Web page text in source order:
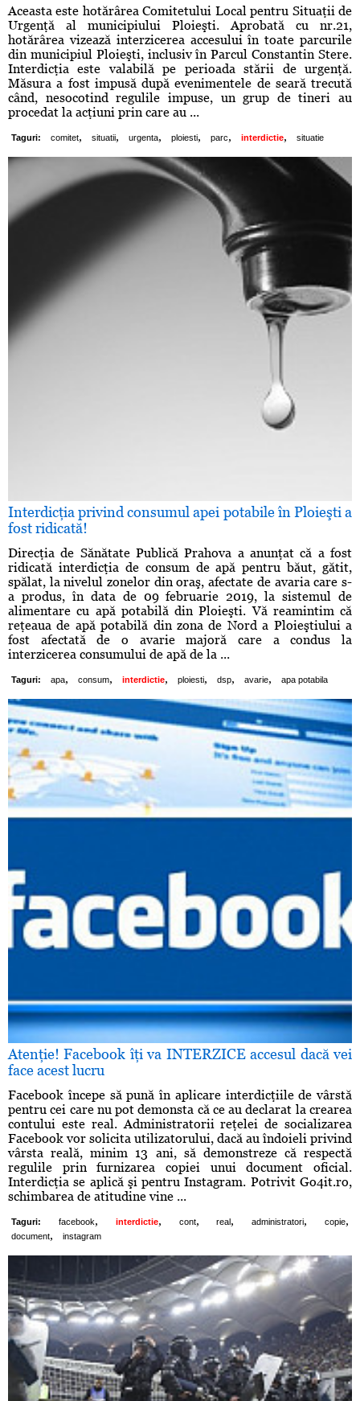
Aceasta este hotărârea Comitetului Local pentru Situaţii de
Urgenţă al municipiului Ploieşti. Aprobată cu nr.21,
hotărârea vizează interzicerea accesului în toate parcurile
din municipiul Ploieşti, inclusiv în Parcul Constantin Stere.
Interdicţia este valabilă pe perioada stării de urgenţă.
Măsura a fost impusă după evenimentele de seară trecută
când, nesocotind regulile impuse, un grup de tineri au
procedat la acţiuni prin care au ...
Taguri: comitet, situatii, urgenta, ploiesti, parc, interdictie, situatie
Interdicţia privind consumul apei potabile în Ploieşti a
fost ridicată!
Direcţia de Sănătate Publică Prahova a anunţat că a fost
ridicată interdicţia de consum de apă pentru băut, gătit,
spălat, la nivelul zonelor din oraş, afectate de avaria care s-
a produs, în data de 09 februarie 2019, la sistemul de
alimentare cu apă potabilă din Ploieşti. Vă reamintim că
reţeaua de apă potabilă din zona de Nord a Ploieştiului a
fost afectată de o avarie majoră care a condus la
interzicerea consumului de apă de la ...
Taguri: apa, consum, interdictie, ploiesti, dsp, avarie, apa potabila
Atenţie! Facebook îţi va INTERZICE accesul dacă vei
face acest lucru
Facebook începe să pună în aplicare interdicţiile de vârstă
pentru cei care nu pot demonsta că ce au declarat la crearea
contului este real. Administratorii reţelei de socializarea
Facebook vor solicita utilizatorului, dacă au îndoieli privind
vârsta reală, minim 13 ani, să demonstreze că respectă
regulile prin furnizarea copiei unui document oficial.
Interdicţia se aplică şi pentru Instagram. Potrivit Go4it.ro,
schimbarea de atitudine vine ...
Taguri: facebook, interdictie, cont, real , administratori, copie,
document, instagram